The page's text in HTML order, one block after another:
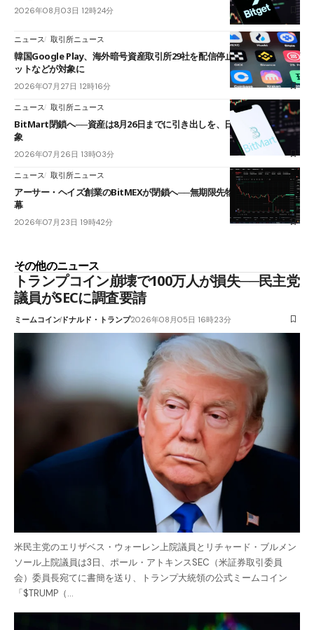
2026年08月03日 12時24分
ニュース 取引所ニュース
韓国Google Play、海外暗号資産取引所29社を配信停止──OKXやバイビ
ットなどが対象に
2026年07月27日 12時16分
ニュース 取引所ニュース
BitMart閉鎖へ──資産は8月26日までに引き出しを、日本人利用者も対
象
2026年07月26日 13時03分
ニュース 取引所ニュース
アーサー・ヘイズ創業のBitMEXが閉鎖へ──無期限先物を生んだ11年に
幕
2026年07月23日 19時42分
その他のニュース
トランプコイン崩壊で100万人が損失──民主党
議員がSECに調査要請
ミームコインドナルド・トランプ2026年08月05日 16時23分
米民主党のエリザベス・ウォーレン上院議員とリチャード・ブルメン
ソール上院議員は3日、ポール・アトキンスSEC（米証券取引委員
会）委員長宛てに書簡を送り、トランプ大統領の公式ミームコイン
「$TRUMP（…